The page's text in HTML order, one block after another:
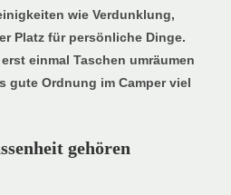
wie Verdunklung,
Platz für persönliche Dinge.
einmal Taschen umräumen
gute Ordnung im Camper viel
gehören